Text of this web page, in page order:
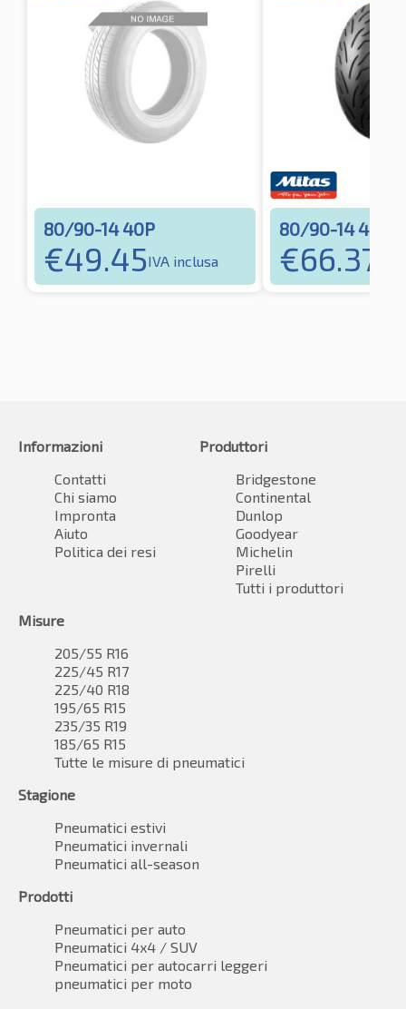
80/90-14 40P
€49.45IVA inclusa
80/90-14 40P
€66.37
Informazioni
Contatti
Chi siamo
Impronta
Aiuto
Politica dei resi
Produttori
Bridgestone
Continental
Dunlop
Goodyear
Michelin
Pirelli
Tutti i produttori
Misure
205/55 R16
225/45 R17
225/40 R18
195/65 R15
235/35 R19
185/65 R15
Tutte le misure di pneumatici
Stagione
Pneumatici estivi
Pneumatici invernali
Pneumatici all-season
Prodotti
Pneumatici per auto
Pneumatici 4x4 / SUV
Pneumatici per autocarri leggeri
pneumatici per moto